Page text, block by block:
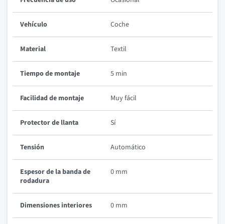
Vehículo Coche
Material Textil
Tiempo de montaje 5 min
Facilidad de montaje Muy fácil
Protector de llanta Sí
Tensión Automático
Espesor de la banda de
rodadura
0 mm
Dimensiones interiores 0 mm